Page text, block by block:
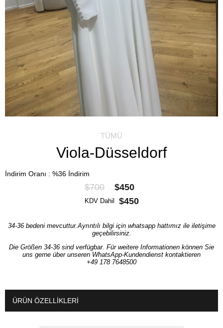
TÜMÜ
Viola-Düsseldorf
İndirim Oranı : %36 İndirim
$700 $450
KDV Dahil $450
34-36 bedeni mevcuttur.Ayrıntılı bilgi için whatsapp hattımız ile iletişime
geçebilirsiniz.
Die Größen 34-36 sind verfügbar. Für weitere Informationen können Sie
uns gerne über unseren WhatsApp-Kundendienst kontaktieren
+49 178 7648500
ÜRÜN ÖZELLIKLERI